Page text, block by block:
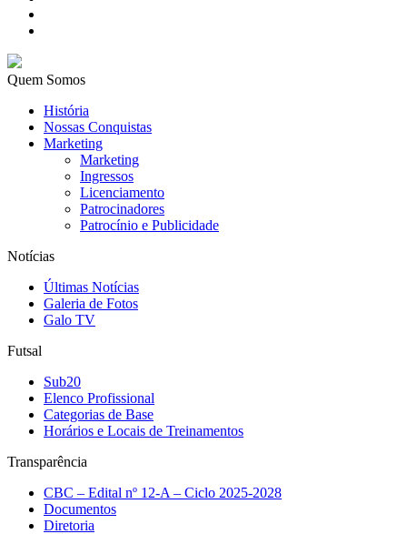
Quem Somos
História
Nossas Conquistas
Marketing
Marketing
Ingressos
Licenciamento
Patrocinadores
Patrocínio e Publicidade
Notícias
Últimas Notícias
Galeria de Fotos
Galo TV
Futsal
Sub20
Elenco Profissional
Categorias de Base
Horários e Locais de Treinamentos
Transparência
CBC – Edital nº 12-A – Ciclo 2025-2028
Documentos
Diretoria